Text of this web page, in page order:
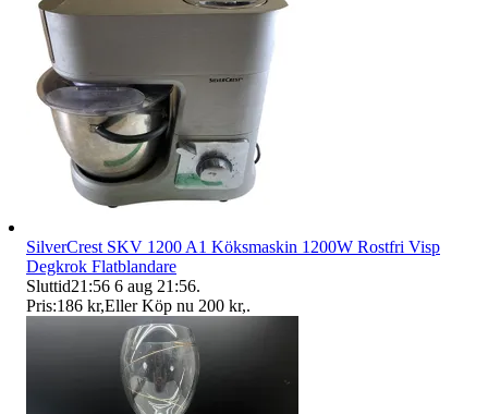
SilverCrest SKV 1200 A1 Köksmaskin 1200W Rostfri Visp
Degkrok Flatblandare
Sluttid21:56 6 aug 21:56.
Pris:186 kr,Eller Köp nu 200 kr,.